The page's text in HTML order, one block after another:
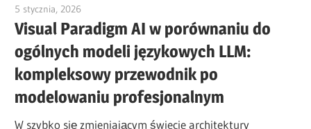
5 stycznia, 2026
Visual Paradigm AI w porównaniu do
ogólnych modeli językowych LLM:
kompleksowy przewodnik po
modelowaniu profesjonalnym
W szybko się zmieniającym świecie architektury